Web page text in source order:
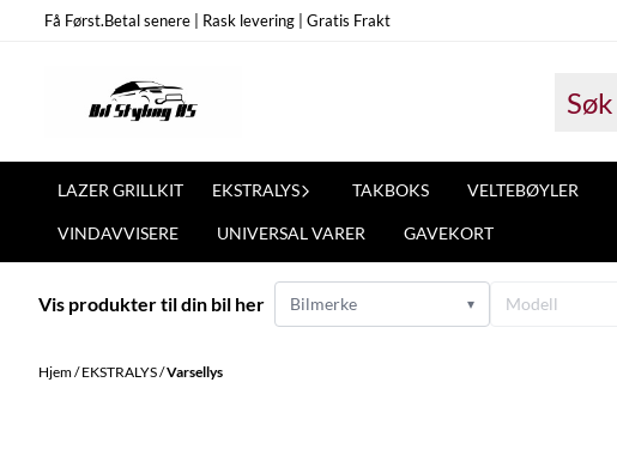
Hopp til innhold
Få Først.Betal senere | Rask levering | Gratis Frakt
LAZER GRILLKIT EKSTRALYS TAKBOKS VELTEBØYLER
VINDAVVISERE UNIVERSAL VARER GAVEKORT
Vis produkter til din bil her Bilmerke ▾ Modell
Hjem/EKSTRALYS/Varsellys